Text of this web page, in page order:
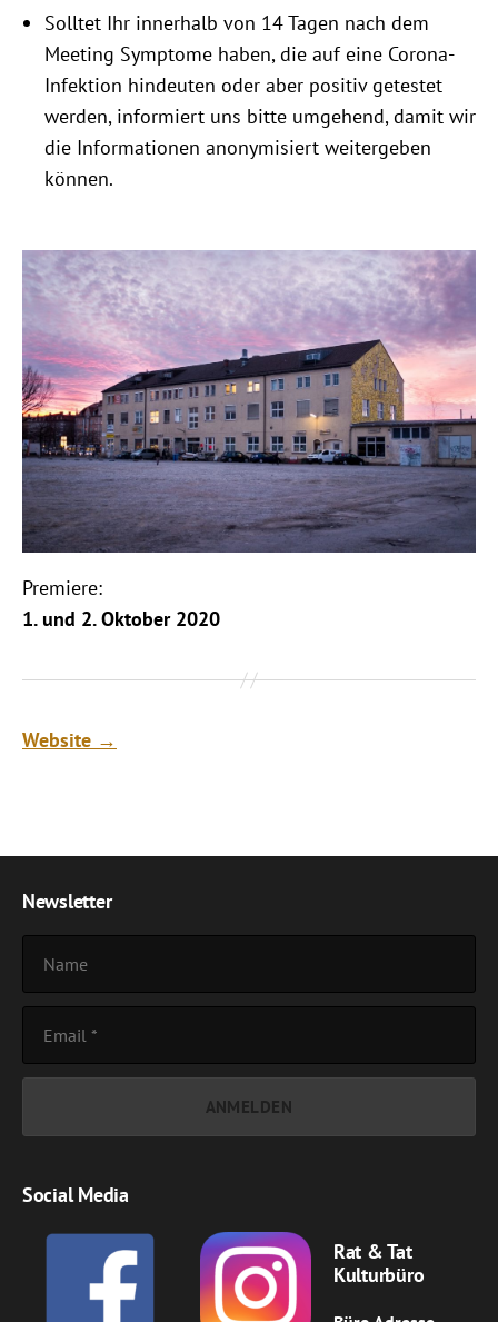
Solltet Ihr innerhalb von 14 Tagen nach dem
Meeting Symptome haben, die auf eine Corona-
Infektion hindeuten oder aber positiv getestet
werden, informiert uns bitte umgehend, damit wir
die Informationen anonymisiert weitergeben
können.
Premiere:
1. und 2. Oktober 2020
Website →
Newsletter
Social Media
Rat & Tat
Kulturbüro